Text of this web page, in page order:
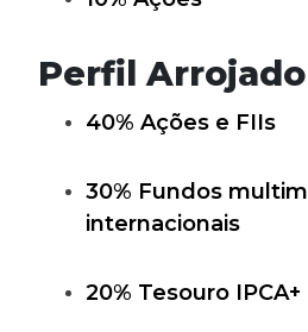
Perfil Arrojado
40% Ações e FIIs
30% Fundos
internacionais
20% Tesouro IPCA+